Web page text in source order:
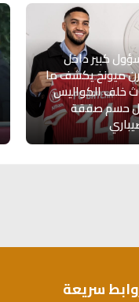
كبير داخل
ميونخ يكشف ما
خلف الكواليس
حسم صفقة
سريعة